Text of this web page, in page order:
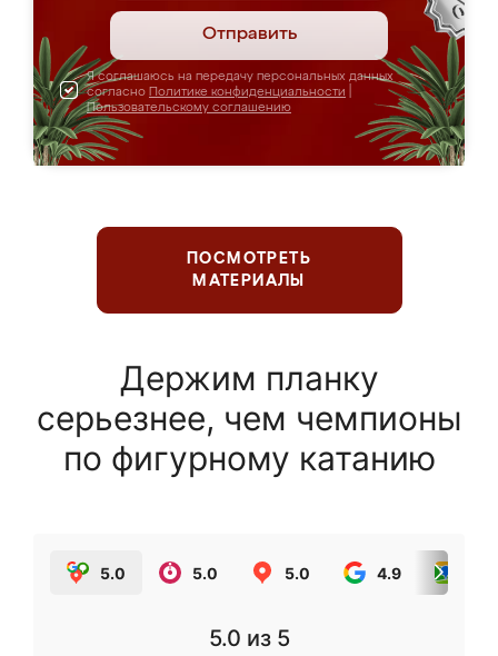
Отправить
Я соглашаюсь на передачу персональных данных
согласно Политике конфиденциальности
Пользовательскому соглашению
ПОСМОТРЕТЬ
МАТЕРИАЛЫ
Держим планку
серьезнее, чем чемпионы
по фигурному катанию
5.0 5.0 5.0 4.9
5.0 из 5